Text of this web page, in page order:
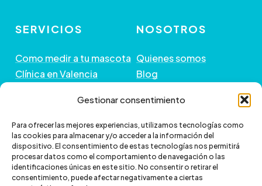
Gestionar consentimiento
Para ofrecer las mejores experiencias, utilizamos tecnologías como
las cookies para almacenar y/o acceder a la información del
dispositivo. El consentimiento de estas tecnologías nos permitirá
procesar datos como el comportamiento de navegación o las
identificaciones únicas en este sitio. No consentir o retirar el
consentimiento, puede afectar negativamente a ciertas
SERVICIOS
Como medir a tu mascota
Clínica en Valencia
NOSOTROS
Quienes somos
Blog
GUÍA DE COMPRA
Preguntas frecuentes
Paga a plazos con Klarna
Paga a plazos con
+ INFORMACIÓN
Política de envío
Cambios y devoluciones
Política de Privacidad